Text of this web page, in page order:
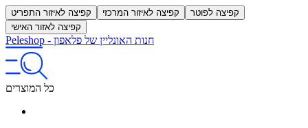
קפיצה לאיזור התפריט קפיצה לאיזור המרכזי
קפיצה לפוטר
קפיצה לאזור האישי
Peleshop - חנות האונליין של פלאפון
כל המוצרים